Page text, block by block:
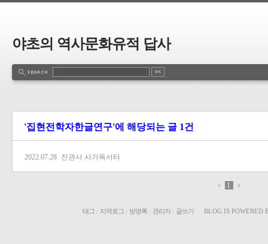
야초의 역사문화유적 답사
'집현전학자한글연구'에 해당되는 글 1건
2022.07.28 진관사 사가독서터
1
태그 : 지역로그 : 방명록 : 관리자: 글쓰기 BLOG IS POWERED